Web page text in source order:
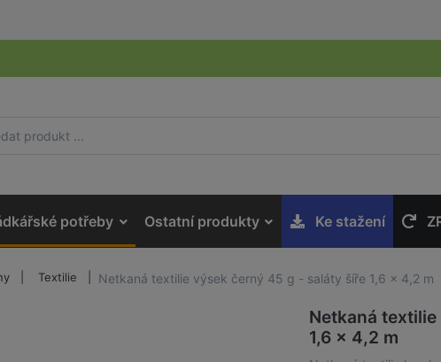
potřeby Ostatní produkty Ke stažení
Textilie Netkaná textilie výsek černý 45 g - saláty šíře 1,6 x 4,2 m
Netkaná
1,6 x 4,2 m